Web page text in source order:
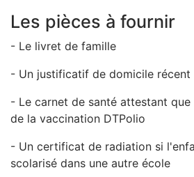
Les pièces à fournir
- Le livret de famille
- Un justificatif de domicile récent
- Le carnet de santé attestant
de la vaccination DTPolio
- Un certificat de radiation si
scolarisé dans une autre école